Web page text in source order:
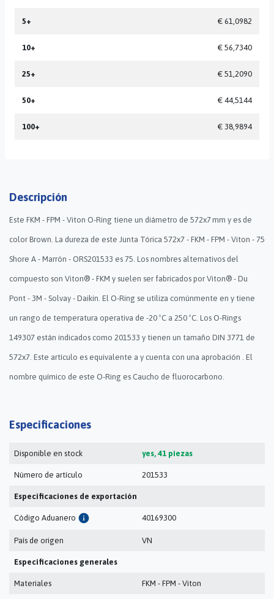
5+ € 61,0982
10+ € 56,7340
25+ € 51,2090
50+ € 44,5144
100+ € 38,9894
Descripción
Este FKM - FPM - Viton O-Ring tiene un diámetro de 572x7 mm y es de
color Brown. La dureza de este Junta Tórica 572x7 - FKM - FPM - Viton - 75
Shore A - Marrón - ORS201533 es 75. Los nombres alternativos del
compuesto son Viton® - FKM y suelen ser fabricados por Viton® - Du
Pont - 3M - Solvay - Daikin. El O-Ring se utiliza comúnmente en y tiene
un rango de temperatura operativa de -20 ºC a 250 ºC. Los O-Rings
149307 están indicados como 201533 y tienen un tamaño DIN 3771 de
572x7. Este artículo es equivalente a y cuenta con una aprobación . El
nombre químico de este O-Ring es Caucho de fluorocarbono.
Especificaciones
Disponible en stock yes, 41 piezas
Número de artículo 201533
Especificaciones de exportación
Código Aduanero info 40169300
País de origen VN
Especificaciones generales
Materiales FKM - FPM - Viton